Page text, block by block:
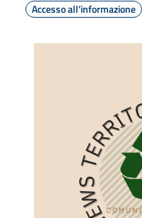
Accesso all'informazione